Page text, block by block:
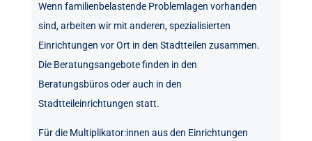
Wenn familienbelastende Problemlagen vorhanden
sind, arbeiten wir mit anderen, spezialisierten
Einrichtungen vor Ort in den Stadtteilen zusammen.
Die Beratungsangebote finden in den
Beratungsbüros oder auch in den
Stadtteileinrichtungen statt.
Für die Multiplikator:innen aus den Einrichtungen